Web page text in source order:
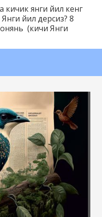
кичик янги йил кенг
йил дерсиз? 8
(кичи Янги